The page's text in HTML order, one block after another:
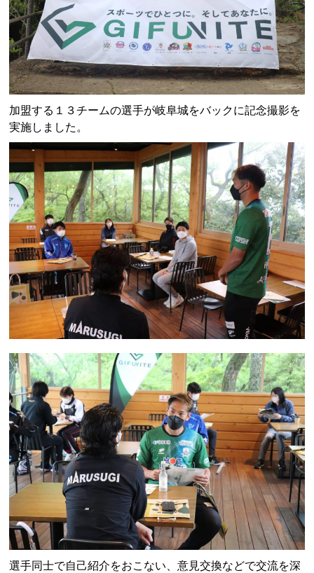
加盟する１３チームの選手が岐阜城をバックに記念撮影を
実施しました。
選手同士で自己紹介をおこない、意見交換などで交流を深